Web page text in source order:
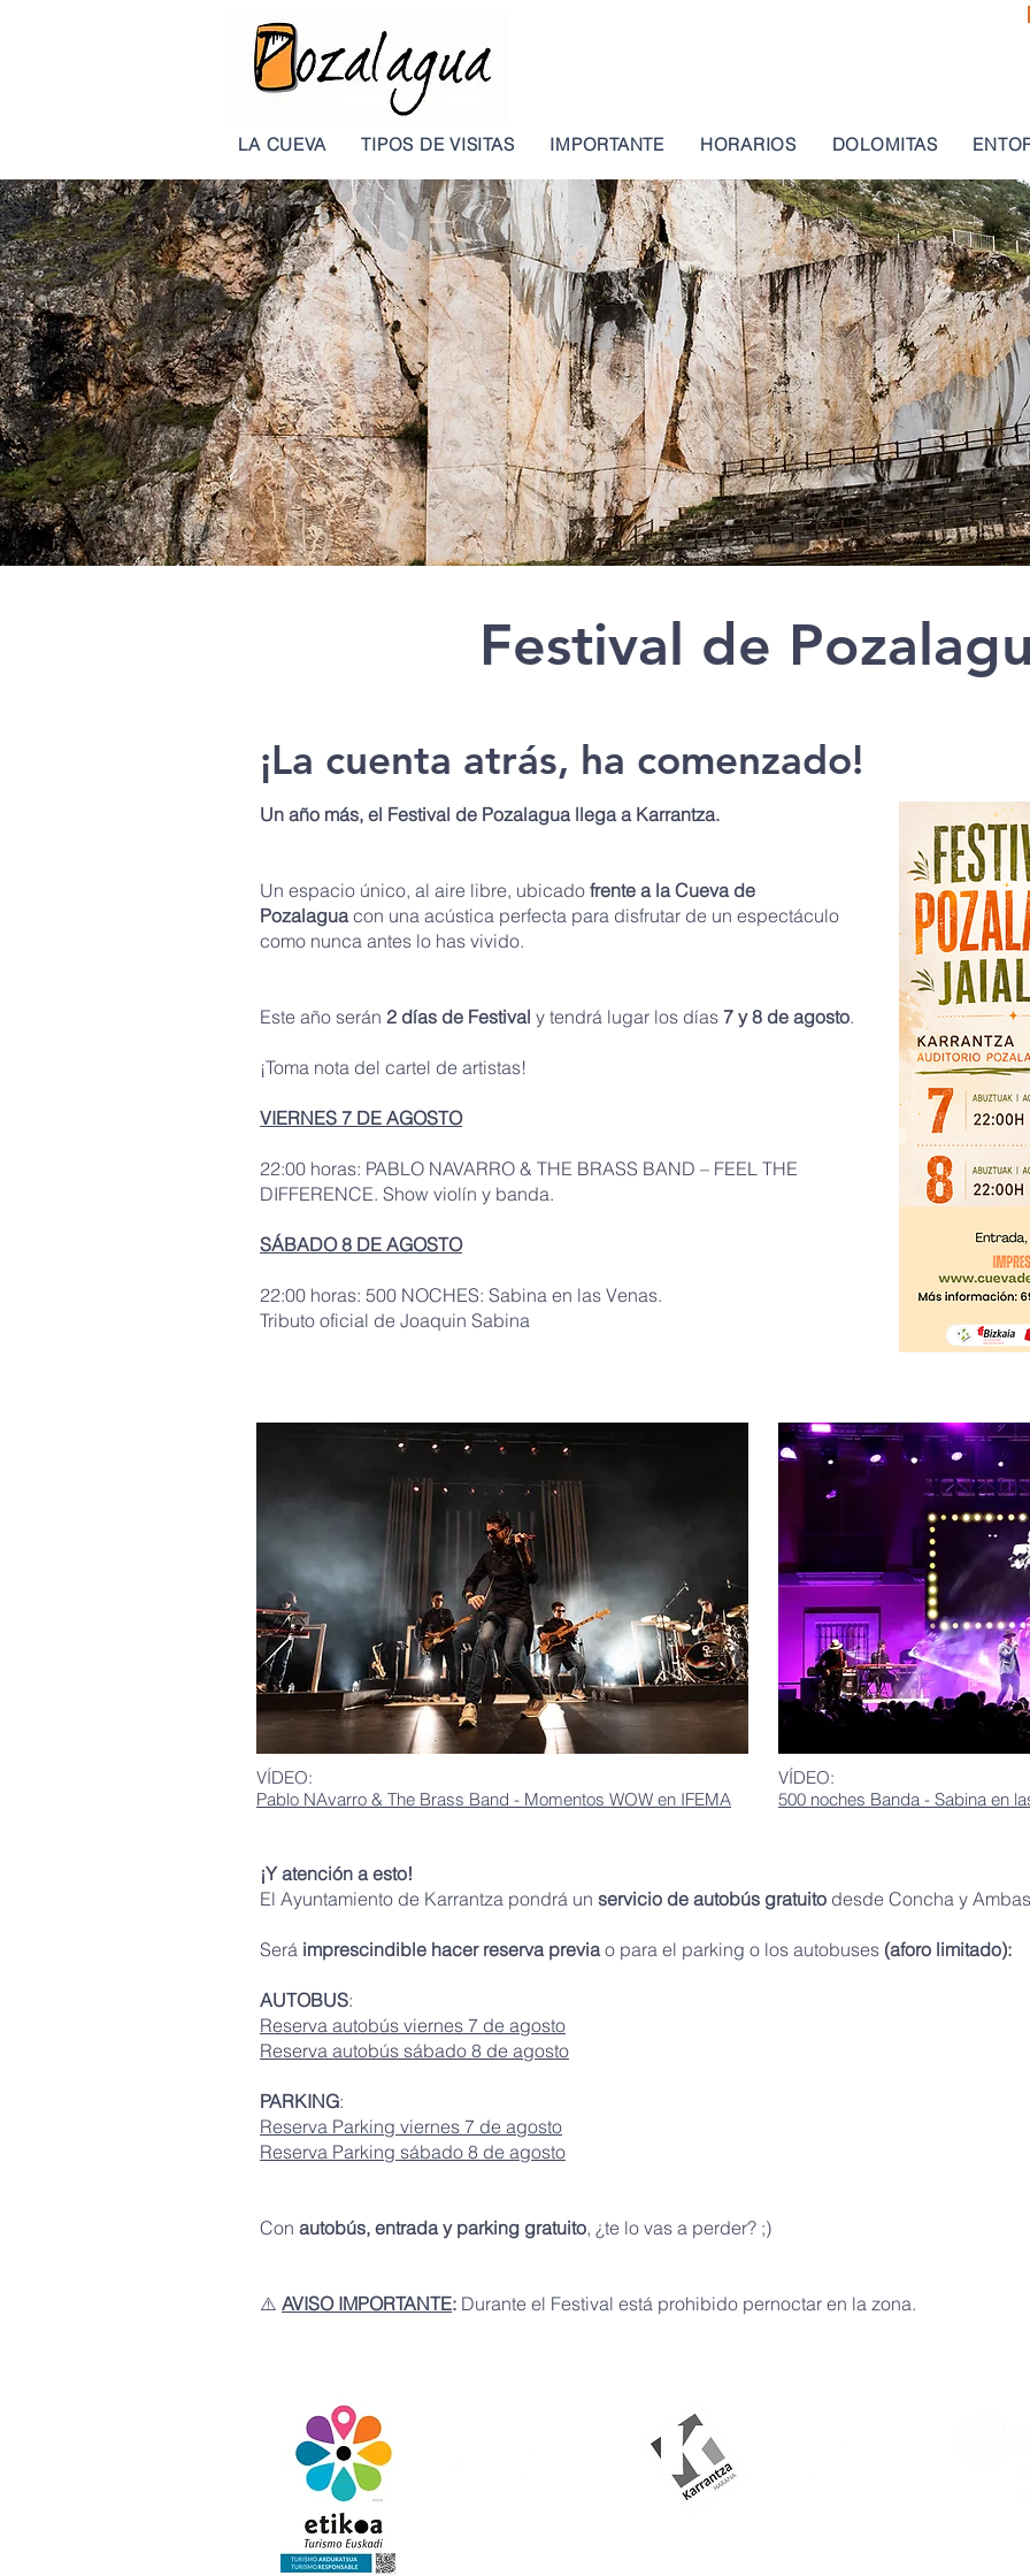
LA CUEVA TIPOS DE VISITAS IMPORTANTE HORARIOS DOLOMITAS
Festival de
¡La cuenta atrás, ha comenzado!
Un año más, el Festival de Pozalagua llega a Karrantza.
Un espacio único, al aire libre, ubicado frente a la Cueva de
Pozalaguacon una acústica perfecta para disfrutar de un espectáculo
como nunca antes lo has vivido.
Este año serán 2 días de Festival y tendrá lugar los días 7 y 8 de agosto.
¡Toma nota del cartel de artistas!
VIERNES 7 DE AGOSTO
22:00 horas: PABLO NAVARRO & THE BRASS BAND – FEEL THE
DIFFERENCE. Show violín y banda.
SÁBADO 8 DE AGOSTO
22:00 horas: 500 NOCHES: Sabina en las Venas.
Tributo oficial de Joaquin Sabina
VÍDEO:
Pablo NAvarro & The Brass Band - Momentos WOW en IFEMA
VÍDEO:
500 noches Banda - Sabina en
¡Y atención a esto!
El Ayuntamiento de Karrantza pondrá un servicio de autobús gratuito desde Concha y
Será imprescindible hacer reserva previao para el parking o los autobuses (aforo limitado):
AUTOBUS:
Reserva autobús viernes 7 de agosto
Reserva autobús sábado 8 de agosto
PARKING:
Reserva Parking viernes 7 de agosto
Reserva Parking sábado 8 de agosto
Con autobús, entrada y parking gratuito, ¿te lo vas a perder? ;)
⚠️ AVISO IMPORTANTE: Durante el Festival está prohibido pernoctar en la zona.